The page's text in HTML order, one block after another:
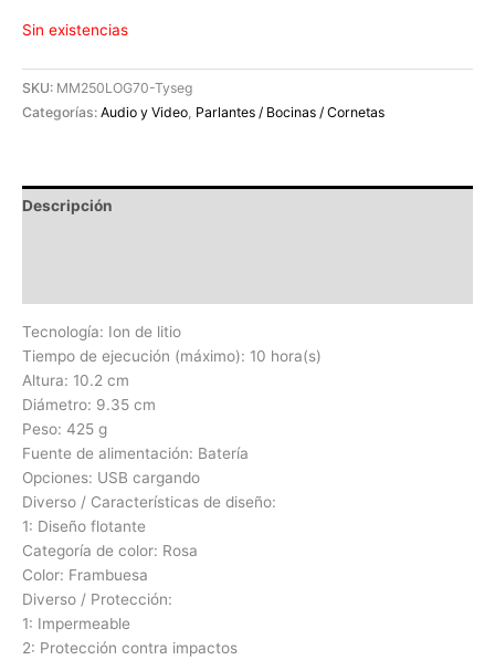
Sin existencias
SKU: MM250LOG70-Tyseg
Categorías: Audio y Video, Parlantes / Bocinas / Cornetas
Descripción
Tecnología: Ion de litio
Tiempo de ejecución (máximo): 10 hora(s)
Altura: 10.2 cm
Diámetro: 9.35 cm
Peso: 425 g
Fuente de alimentación: Batería
Opciones: USB cargando
Diverso / Características de diseño:
1: Diseño flotante
Categoría de color: Rosa
Color: Frambuesa
Diverso / Protección:
1: Impermeable
2: Protección contra impactos